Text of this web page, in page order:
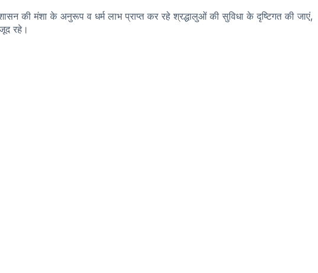
की मंशा के अनुरूप व धर्म लाभ प्राप्त कर रहे श्रद्धालुओं की सुविधा के दृष्टिगत की जाएं,
रहे।